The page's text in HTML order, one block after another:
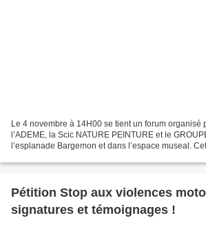
Le 4 novembre à 14H00 se tient un forum organisé
l’ADEME, la Scic NATURE PEINTURE et le
l’esplanade Bargemon et dans l’espace museal.
Pétition Stop aux violences
signatures et témoignages !